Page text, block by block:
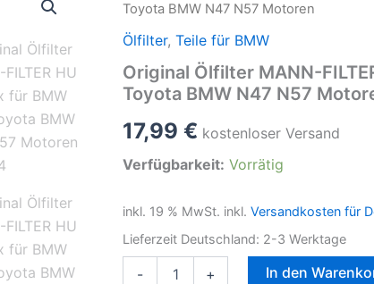
Toyota BMW N47 N57 Motoren
Ölfilter, Teile für BMW
Original Ölfilter MANN-
Toyota BMW N47 N57
17,99 € kostenloser Versand
Verfügbarkeit: Vorrätig
inkl. 19 % MwSt. inkl. Versandkosten für
Lieferzeit Deutschland: 2-3 Werktage
- + In den